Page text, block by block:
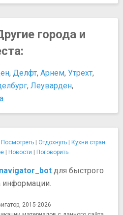
города и
, Делфт, Арнем, Утрехт,
, Леуварден,
Посмотреть| Отдохнуть|
Кухни стран
| Новости Поговорить
для быстрого
информации.
2015-2026